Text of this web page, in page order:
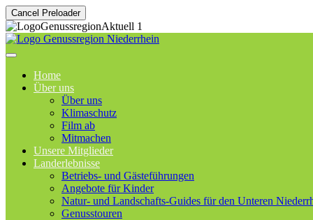
Cancel Preloader
Home
Über uns
Über uns
Klimaschutz
Film ab
Mitmachen
Unsere Mitglieder
Landerlebnisse
Betriebs- und Gästeführungen
Angebote für Kinder
Natur- und Landschafts-Guides für den Unteren
Genusstouren